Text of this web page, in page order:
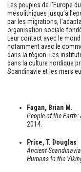
Les peuples de l’Europe
mésolithiques jusqu’à
par les migrations,
organisation sociale
Leur contact avec le
notamment avec le
dans la région. Les
dans la culture nordique
Scandinavie et les mers
Fagan, Brian M.
People of the
2014.
Price, T. Douglas
Ancient
Humans to the